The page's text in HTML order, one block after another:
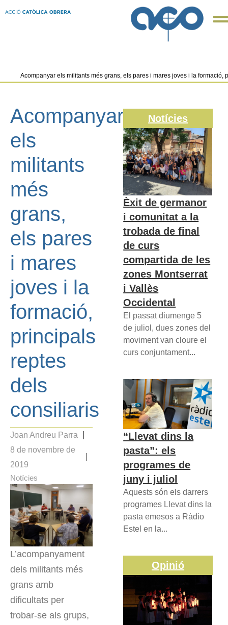
Acompanyar els militants més grans, els pares i mares joves i la formació,
Acompanyar
els
militants
més
grans,
els pares
i mares
joves i la
formació,
principals
reptes
dels
consiliaris
Joan Andreu Parra
8 de novembre de
2019
Notícies
L’acompanyament
dels militants més
grans amb
dificultats per
trobar-se als grups,
Notícies
Èxit de germanor
i comunitat a la
trobada de final
de curs
compartida de les
zones Montserrat
i Vallès
Occidental
El passat diumenge 5
de juliol, dues zones del
moviment van cloure el
curs conjuntament...
“Llevat dins la
pasta”: els
programes de
juny i juliol
Aquests són els darrers
programes Llevat dins la
pasta emesos a Ràdio
Estel en la...
Opinió